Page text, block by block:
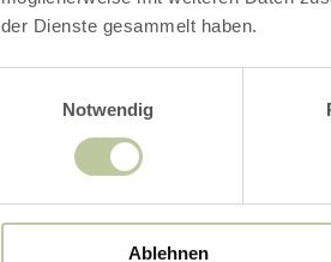
der Dienste gesammelt haben.
Notwendig
Ablehnen